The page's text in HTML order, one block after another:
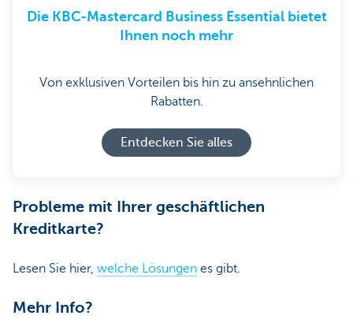
Die KBC-Mastercard Business Essential bietet
Ihnen noch mehr
Von exklusiven Vorteilen bis hin zu ansehnlichen
Rabatten.
Entdecken Sie alles
Probleme mit Ihrer geschäftlichen
Kreditkarte?
Lesen Sie hier, welche Lösungen es gibt.
Mehr Info?